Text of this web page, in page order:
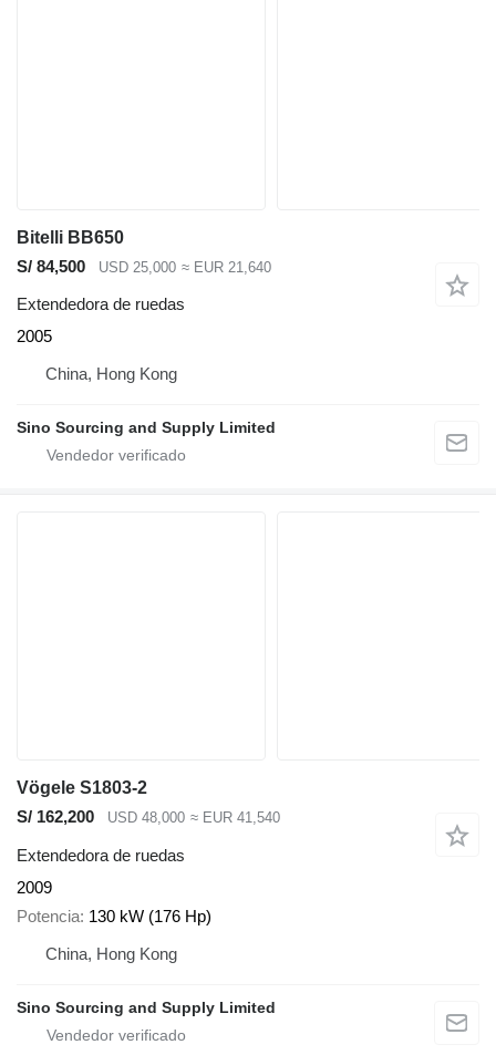
Bitelli BB650
S/ 84,500
USD 25,000 ≈ EUR 21,640
Extendedora de ruedas
2005
China, Hong Kong
Sino Sourcing and Supply Limited
Vögele S1803-2
S/ 162,200
USD 48,000 ≈ EUR 41,540
Extendedora de ruedas
2009
Potencia 130 kW (176 Hp)
China, Hong Kong
Sino Sourcing and Supply Limited